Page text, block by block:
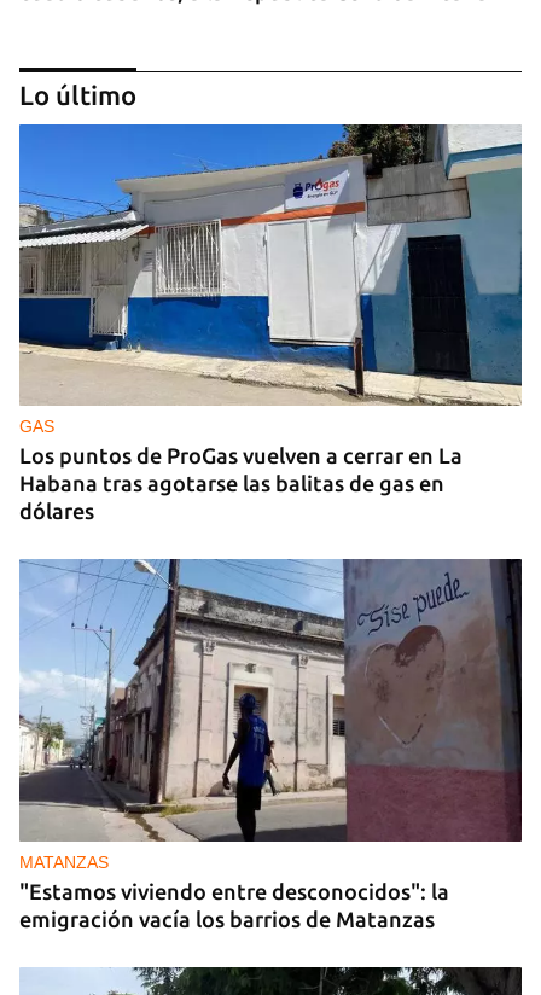
GUERRA
Ucrania ataca otro centro logístico del Amazon
ruso, esta vez en los Urales
Lo último
GAS
Los puntos de ProGas vuelven a cerrar en La
Habana tras agotarse las balitas de gas en
dólares
MATANZAS
"Estamos viviendo entre desconocidos": la
emigración vacía los barrios de Matanzas